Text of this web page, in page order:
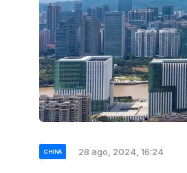
CHINA 28 ago, 2024, 16:24